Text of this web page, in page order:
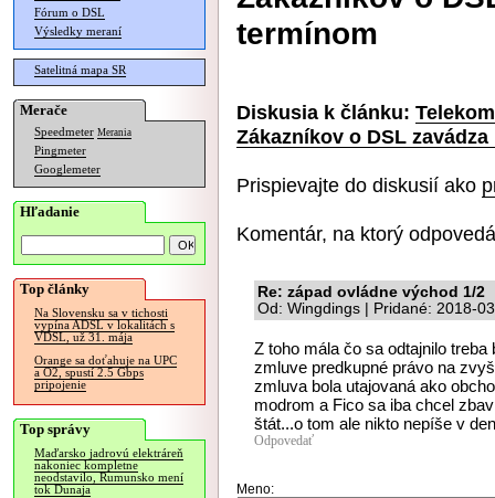
Fórum o DSL
Výsledky meraní
Satelitná mapa SR
Merače
Speedmeter Merania
Pingmeter
Googlemeter
Hľadanie
Top články
Na Slovensku sa v tichosti
vypína ADSL v lokalitách s
VDSL, už 31. mája
Orange sa doťahuje na UPC
a O2, spustí 2.5 Gbps
pripojenie
Top správy
Maďarsko jadrovú elektráreň
nakoniec kompletne
neodstavilo, Rumunsko mení
tok Dunaja
termínom
Diskusia k článku:
Zákazníkov o DSL
Prispievajte do diskusií ako
Komentár, na ktorý
Re: západ ovládne východ 1/2
Od: Wingdings | Pridané: 2018-
Z toho mála čo sa odtajnilo
zmluve predkupné právo na
zmluva bola utajovaná ako
modrom a Fico sa iba chcel
štát...o tom ale nikto nepíše v
Odpovedať
Meno: